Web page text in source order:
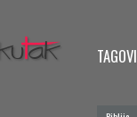
TAGOVI